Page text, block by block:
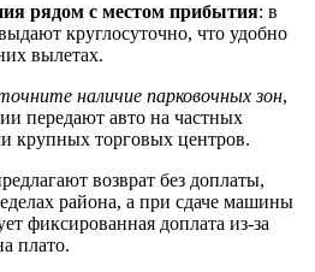
рядом с местом прибытия: в
круглосуточно, что удобно
вылетах.
наличие парковочных зон,
передают авто на частных
крупных торговых центров.
возврат без доплаты,
района, а при сдаче машины
фиксированная доплата из-за
плато.